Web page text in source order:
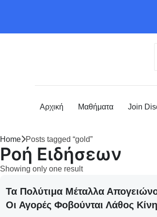
Αρχική Μαθήματα Join
Home Posts tagged “gold”
Ροή Ειδήσεων
Showing only one result
Τα Πολύτιμα Μέταλλα
Οι Αγορές Φοβούνται Λάθος